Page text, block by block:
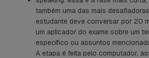
também uma das mais
estudante deve conversar por 20
um aplicador do exame sobre um
específico ou assuntos
A etapa é feita pelo computador,